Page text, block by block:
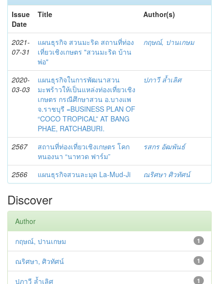
Issue
Date
Title Author(s)
2021-
07-31
แผนธุรกิจ สวนมะริด สถานที่ท่อง
เที่ยวเชิงเกษตร "สวนมะริด บ้าน
พ่อ"
กฤษณ์, ปานเกษม
2020-
03-03
แผนธุรกิจในการพัฒนาสวน
มะพร้าวให้เป็นแหล่งท่องเที่ยวเชิง
เกษตร กรณีศึกษาสวน อ.บางแพ
จ.ราชบุรี =BUSINESS PLAN OF
“COCO TROPICAL” AT BANG
PHAE, RATCHABURI.
ปภาวี ล้ำเลิศ
2567
สถานที่ท่องเที่ยวเชิงเกษตร โคก
หนองนา “นาทวด ฟาร์ม”
รสกร อัฒพันธ์
2566 แผนธุรกิจสวนละมุด La-Mud-Ji ณริศษา ศิวทัศน์
Discover
Author
1
กฤษณ์, ปานเกษม
1
ณริศษา, ศิวทัศน์
1
ปภาวี ล้ำเลิศ